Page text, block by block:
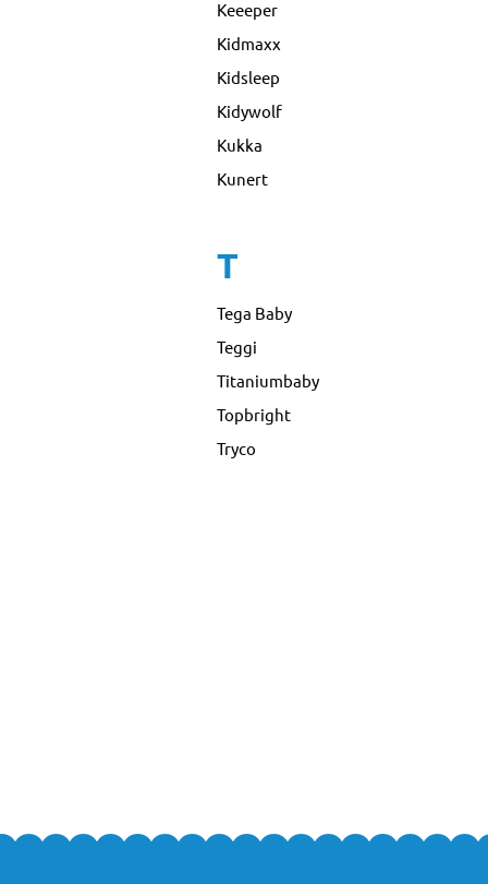
Keeeper
Kidmaxx
Kidsleep
Kidywolf
Kukka
Kunert
T
Tega Baby
Teggi
Titaniumbaby
Topbright
Tryco